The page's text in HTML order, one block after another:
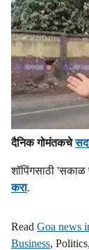
दैनिक गोमंतकचे
शॉपिंगसाठी 'सकाळ
करा.
Read Goa news
Business,